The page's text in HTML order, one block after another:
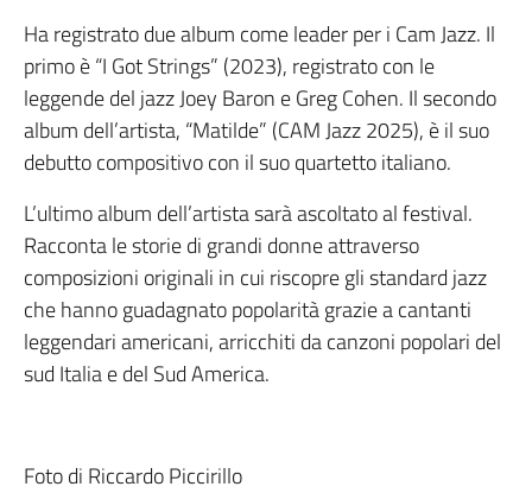
Ha registrato due album come leader per i Cam Jazz. Il
primo è “I Got Strings” (2023), registrato con le
leggende del jazz Joey Baron e Greg Cohen. Il secondo
album dell’artista, “Matilde” (CAM Jazz 2025), è il suo
debutto compositivo con il suo quartetto italiano.
L’ultimo album dell’artista sarà ascoltato al festival.
Racconta le storie di grandi donne attraverso
composizioni originali in cui riscopre gli standard jazz
che hanno guadagnato popolarità grazie a cantanti
leggendari americani, arricchiti da canzoni popolari del
sud Italia e del Sud America.
Foto di Riccardo Piccirillo